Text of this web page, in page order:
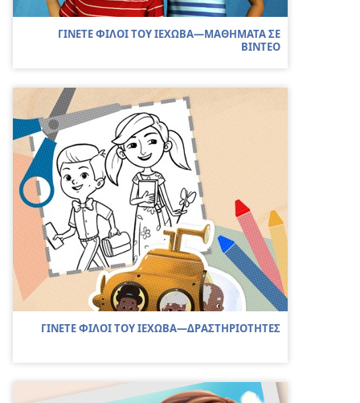
ΓΙΝΕΤΕ ΦΙΛΟΙ ΤΟΥ ΙΕΧΩΒΑ​—ΜΑΘΗΜΑΤΑ ΣΕ
ΒΙΝΤΕΟ
ΓΙΝΕΤΕ ΦΙΛΟΙ ΤΟΥ ΙΕΧΩΒΑ—ΔΡΑΣΤΗΡΙΟΤΗΤΕΣ